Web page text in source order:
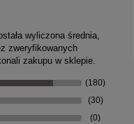
wyliczona średnia,
zweryfikowanych
zakupu w sklepie.
(180)
(30)
(0)